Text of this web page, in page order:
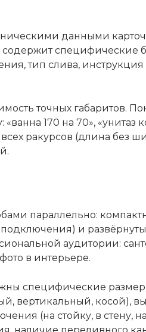
данными
содержит специфические
тип слива,
точных габаритов.
170 на 70», «унитаз
ракурсов (длина без
параллельно:
и
аудитории:
в интерьере.
специфические
вертикальный, косой),
(на стойку, в стену,